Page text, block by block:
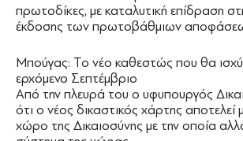
πρωτοδίκες, με καταλυτική επίδραση
έκδοσης των πρωτοβάθμιων
Μπούγας: Το νέο καθεστώς που θα
ερχόμενο Σεπτέμβριο
Από την πλευρά του ο υφυπουργός
ότι ο νέος δικαστικός χάρτης αποτελεί
χώρο της Δικαιοσύνης με την οποία